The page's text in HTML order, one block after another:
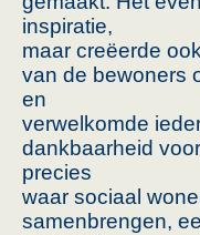
inspiratie,
maar creëerde
van de bewoners
en
verwelkomde
dankbaarheid voor
precies
waar sociaal
samenbrengen,